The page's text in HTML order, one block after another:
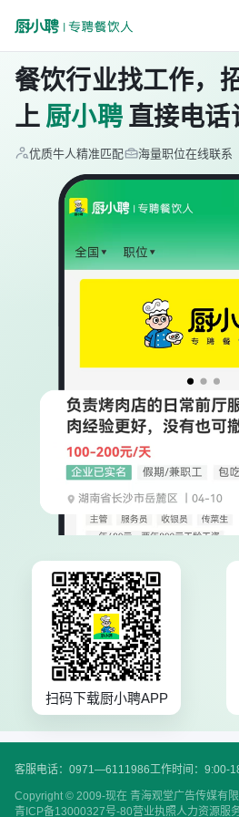
餐饮行业找工作，
上 厨小聘 直接电话
优质牛人精准匹配 海量职位在线联系
扫码下载厨小聘APP
客服电话：0971—6111986工作时间：9:00-
Copyright © 2009-现在 青海观堂广告传媒有限
青ICP备13000327号-80营业执照人力资源服